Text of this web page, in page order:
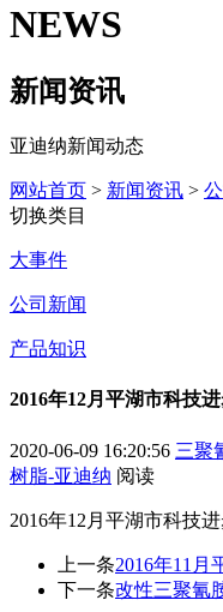
NEWS
新闻资讯
亚迪纳新闻动态
网站首页 > 新闻资讯 >
切换类目
大事件
公司新闻
产品知识
2016年12月平湖市科技
2020-06-09 16:20:56 三聚
树脂-亚迪纳 阅读
2016年12月平湖市科技
上一条2016年11月
下一条改性三聚氰